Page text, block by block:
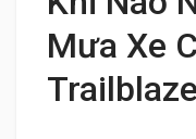
Mưa Xe